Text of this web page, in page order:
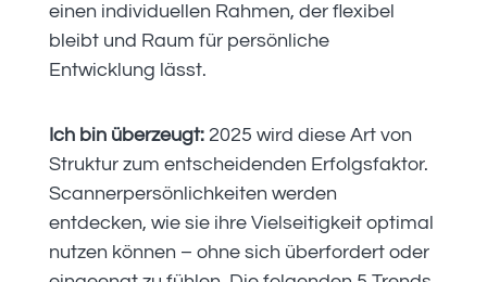
einen individuellen Rahmen, der flexibel
bleibt und Raum für persönliche
Entwicklung lässt.
Ich bin überzeugt:2025 wird diese Art von
Struktur zum entscheidenden Erfolgsfaktor.
Scannerpersönlichkeiten werden
entdecken, wie sie ihre Vielseitigkeit optimal
nutzen können – ohne sich überfordert oder